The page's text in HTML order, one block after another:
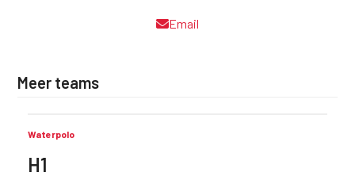
Email
Meer teams
Waterpolo
H1